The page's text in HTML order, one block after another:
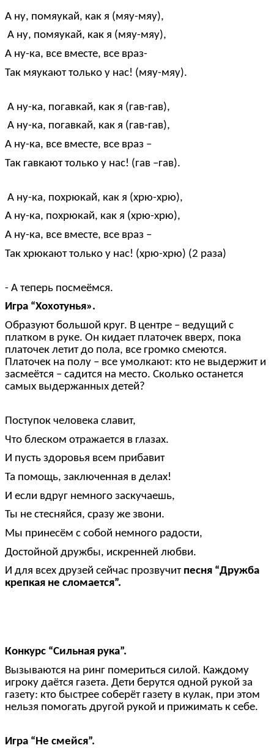
А ну, помяукай, как я (мяу-мяу),
А ну, помяукай, как я (мяу-мяу),
А ну-ка, все вместе, все враз-
Так мяукают только у нас! (мяу-мяу).
А ну-ка, погавкай, как я (гав-гав),
А ну-ка, погавкай, как я (гав-гав),
А ну-ка, все вместе, все враз –
Так гавкают только у нас! (гав –гав).
А ну-ка, похрюкай, как я (хрю-хрю),
А ну-ка, похрюкай, как я (хрю-хрю),
А ну-ка, все вместе, все враз –
Так хрюкают только у нас! (хрю-хрю) (2 раза)
- А теперь посмеёмся.
Игра “Хохотунья».
Образуют большой круг. В центре – ведущий с
платком в руке. Он кидает платочек вверх, пока
платочек летит до пола, все громко смеются.
Платочек на полу – все умолкают: кто не выдержит и
засмеётся – садится на место. Сколько останется
самых выдержанных детей?
Поступок человека славит,
Что блеском отражается в глазах.
И пусть здоровья всем прибавит
Та помощь, заключенная в делах!
И если вдруг немного заскучаешь,
Ты не стесняйся, сразу же звони.
Мы принесём с собой немного радости,
Достойной дружбы, искренней любви.
И для всех друзей сейчас прозвучит песня “Дружба
крепкая не сломается”.
Конкурс “Сильная рука”.
Вызываются на ринг помериться силой. Каждому
игроку даётся газета. Дети берутся одной рукой за
газету: кто быстрее соберёт газету в кулак, при этом
нельзя помогать другой рукой и прижимать к себе.
Игра “Не смейся”.